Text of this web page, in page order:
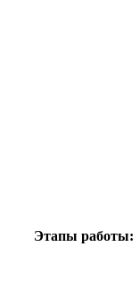
Этапы работы: